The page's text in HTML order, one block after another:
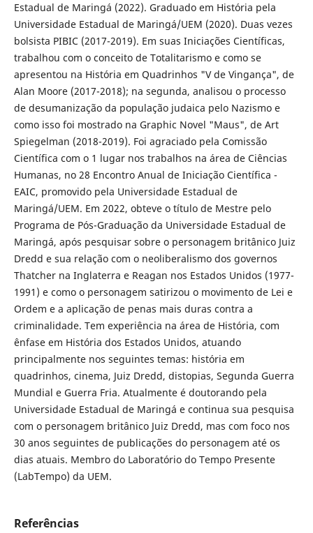
Estadual de Maringá (2022). Graduado em História pela
Universidade Estadual de Maringá/UEM (2020). Duas vezes
bolsista PIBIC (2017-2019). Em suas Iniciações Científicas,
trabalhou com o conceito de Totalitarismo e como se
apresentou na História em Quadrinhos "V de Vingança", de
Alan Moore (2017-2018); na segunda, analisou o processo
de desumanização da população judaica pelo Nazismo e
como isso foi mostrado na Graphic Novel "Maus", de Art
Spiegelman (2018-2019). Foi agraciado pela Comissão
Científica com o 1 lugar nos trabalhos na área de Ciências
Humanas, no 28 Encontro Anual de Iniciação Científica -
EAIC, promovido pela Universidade Estadual de
Maringá/UEM. Em 2022, obteve o título de Mestre pelo
Programa de Pós-Graduação da Universidade Estadual de
Maringá, após pesquisar sobre o personagem britânico Juiz
Dredd e sua relação com o neoliberalismo dos governos
Thatcher na Inglaterra e Reagan nos Estados Unidos (1977-
1991) e como o personagem satirizou o movimento de Lei e
Ordem e a aplicação de penas mais duras contra a
criminalidade. Tem experiência na área de História, com
ênfase em História dos Estados Unidos, atuando
principalmente nos seguintes temas: história em
quadrinhos, cinema, Juiz Dredd, distopias, Segunda Guerra
Mundial e Guerra Fria. Atualmente é doutorando pela
Universidade Estadual de Maringá e continua sua pesquisa
com o personagem britânico Juiz Dredd, mas com foco nos
30 anos seguintes de publicações do personagem até os
dias atuais. Membro do Laboratório do Tempo Presente
(LabTempo) da UEM.
Referências